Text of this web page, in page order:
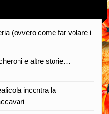
(ovvero come far volare i
e altre storie…
incontra la